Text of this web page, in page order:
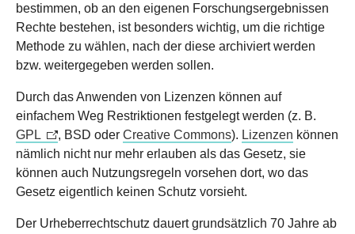
bestimmen, ob an den eigenen Forschungsergebnissen
Rechte bestehen, ist besonders wichtig, um die richtige
Methode zu wählen, nach der diese archiviert werden
bzw. weitergegeben werden sollen.
Durch das Anwenden von Lizenzen können auf
einfachem Weg Restriktionen festgelegt werden (z. B.
GPL
, BSD oder Creative Commons). Lizenzen können
nämlich nicht nur mehr erlauben als das Gesetz, sie
können auch Nutzungsregeln vorsehen dort, wo das
Gesetz eigentlich keinen Schutz vorsieht.
Der Urheberrechtschutz dauert grundsätzlich 70 Jahre ab